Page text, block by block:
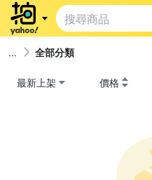
全部分類
最新上架 價格